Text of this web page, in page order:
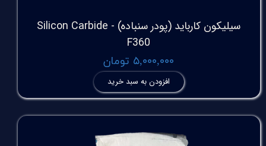
سیلیکون کارباید (پودر سنباده) Silicon Carbide -
F360
۵,۰۰۰,۰۰۰ تومان
افزودن به سبد خرید